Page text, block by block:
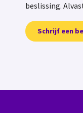
beslissing.
Schrijf een